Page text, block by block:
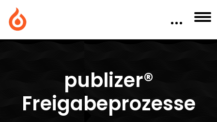
publizer®
Freigabeprozesse